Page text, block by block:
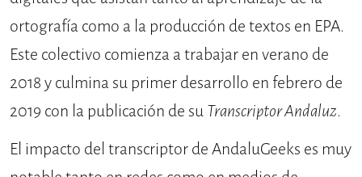
ortografía como a la produc­ción de textos en EPA.
Este colectivo comienza a trabajar en verano de
2018 y culmina su primer desarrollo en fe­brero de
2019 con la publicación de suTranscriptor Andaluz.
El impacto del transcriptor de AndaluGeeks es muy